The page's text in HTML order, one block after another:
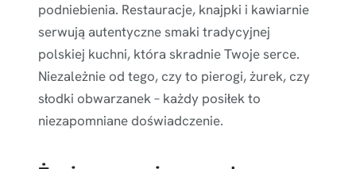
podniebienia. Restauracje, knajpki i kawiarnie
serwują autentyczne smaki tradycyjnej
polskiej kuchni, która skradnie Twoje serce.
Niezależnie od tego, czy to pierogi, żurek, czy
słodki obwarzanek – każdy posiłek to
niezapomniane doświadczenie.